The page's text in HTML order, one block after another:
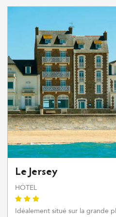
Le Jersey
HÔTEL
Idéalement situé sur la grande